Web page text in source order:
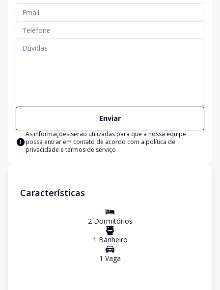
Enviar
As informações serão utilizadas para que a nossa equipe
possa entrar em contato de acordo com a política de
privacidade e termos de serviço
Características
2Dormitórios
1 Banheiro
1 Vaga